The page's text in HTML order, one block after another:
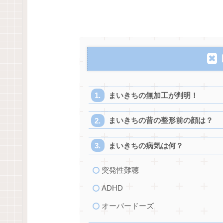
まいきちの無加工が判明！
まいきちの昔の整形前の顔は？
まいきちの病気は何？
突発性難聴
ADHD
オーバードーズ